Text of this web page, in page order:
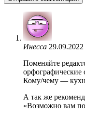
Инесса
Поменяйте
Кому/чему —
А так же
«Возможно вам